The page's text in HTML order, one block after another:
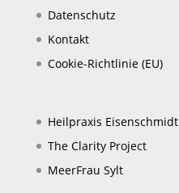
Datenschutz
Kontakt
Cookie-Richtlinie (EU)
Heilpraxis Eisenschmidt
The Clarity Project
MeerFrau Sylt